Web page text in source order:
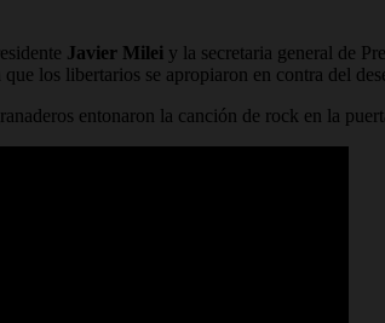
Javier Milei y la secretaria general de
que los libertarios se apropiaron en contra del
entonaron la canción de rock en la